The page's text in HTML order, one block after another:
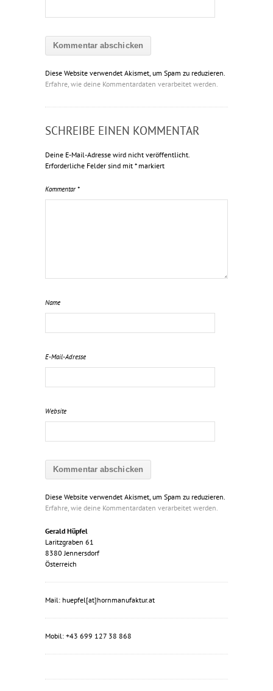
Diese Website verwendet Akismet, um Spam zu reduzieren.
Erfahre, wie deine Kommentardaten verarbeitet werden.
SCHREIBE EINEN KOMMENTAR
Deine E-Mail-Adresse wird nicht veröffentlicht.
Erforderliche Felder sind mit *markiert
Kommentar *
Name
E-Mail-Adresse
Website
Diese Website verwendet Akismet, um Spam zu reduzieren.
Erfahre, wie deine Kommentardaten verarbeitet werden.
Gerald Hüpfel
Laritzgraben 61
8380 Jennersdorf
Österreich
Mail: huepfel[at]hornmanufaktur.at
Mobil: +43 699 127 38 868